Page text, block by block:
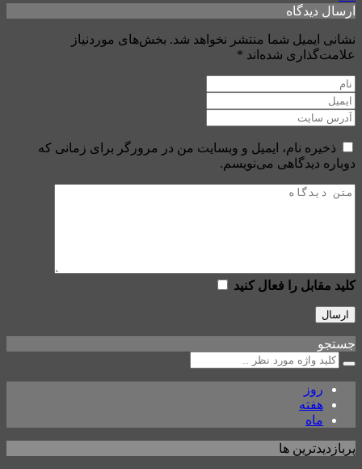
ارسال دیدگاه
نشانی ایمیل شما منتشر نخواهد شد. بخش‌های موردنیاز
علامت‌گذاری شده‌اند *
ذخیره نام، ایمیل و وبسایت من در مرورگر برای زمانی که
دوباره دیدگاهی می‌نویسم.
کلید مقابل را فعال کنید
جستجو
روز
هفته
ماه
پربازدیدترین ها